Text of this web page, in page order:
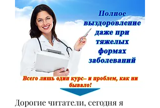
Дорогие читатели, сегодня я